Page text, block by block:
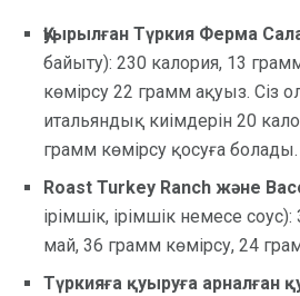
Қуырылған Түркия Ферма
байыту): 230 калория, 13
көмірсу 22 грамм ақуыз. Сіз
итальяндық киімдерін 20
грамм көмірсу қосуға болады.
Roast Turkey Ranch және
ірімшік, ірімшік немесе
май, 36 грамм көмірсу, 24
Түркияға қуыруға арналған